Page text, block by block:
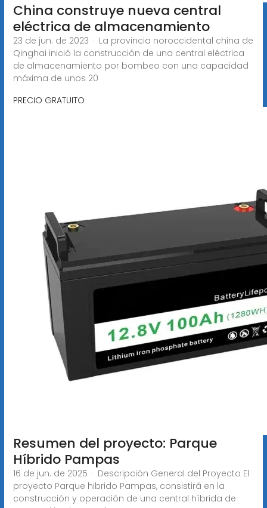
China construye nueva central
eléctrica de almacenamiento
23 de jun. de 2023 · La provincia noroccidental china de
Qinghai inició la construcción de una central eléctrica
de almacenamiento por bombeo con una capacidad
máxima de unos 20
PRECIO GRATUITO
Resumen del proyecto: Parque
Híbrido Pampas
16 de jun. de 2025 · Descripción General del Proyecto El
proyecto Parque hibrido Pampas, consistirá en la
construcción y operación de una central híbrida de